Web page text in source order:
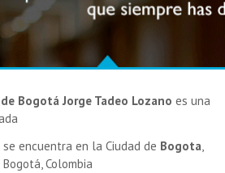
Bogotá Jorge Tadeo Lozano es una
encuentra en la Ciudad de Bogota,
Colombia